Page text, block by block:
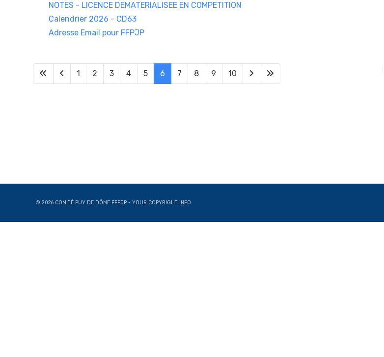
NOTES - LICENCE DEMATERIALISEE EN COMPETITION
Calendrier 2026 - CD63
Adresse Email pour FFPJP
1 2 3 4 5 6 7 8 9 10
© 2026 COMITÉ PUY DE DÔME FFPJP - YOUR COPYRIGHT INFO